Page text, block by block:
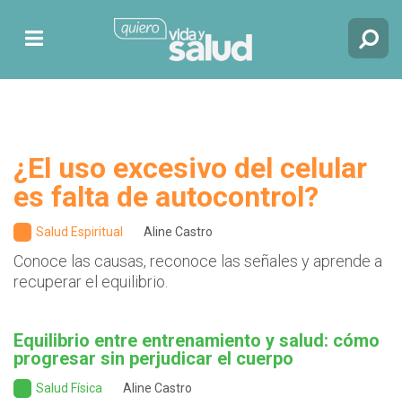
¿El uso excesivo del celular
es falta de autocontrol?
Salud Espiritual Aline Castro
Conoce las causas, reconoce las señales y aprende a
recuperar el equilibrio.
Equilibrio entre entrenamiento y salud: cómo
progresar sin perjudicar el cuerpo
Salud Física Aline Castro